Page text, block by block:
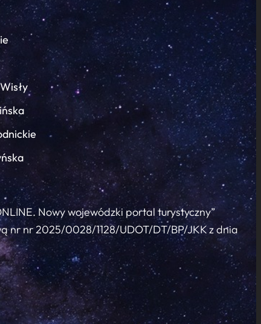
Nowy wojewódzki portal turystyczny”
nr nr 2025/0028/1128/UDOT/DT/BP/JKK z dnia